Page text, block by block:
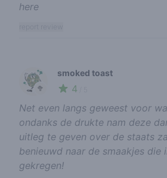
here
🥦
smoked toast
4
Net even langs geweest voor
ondanks de drukte nam deze
uitleg te geven over de staats
benieuwd naar de smaakjes die
gekregen!